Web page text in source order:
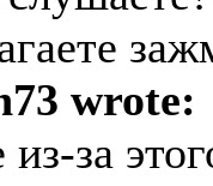
wrote:
за